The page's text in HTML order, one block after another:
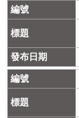
資
產
臺
市
區
里
界